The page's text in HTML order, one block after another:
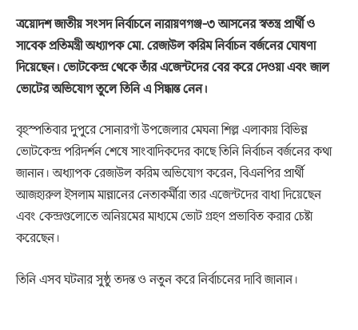
ত্রয়োদশ জাতীয় সংসদ নির্বাচনে নারায়ণগঞ্জ-৩ আসনের স্বতন্ত্র প্রার্থী ও
সাবেক প্রতিমন্ত্রী অধ্যাপক মো. রেজাউল করিম নির্বাচন বর্জনের ঘোষণা
দিয়েছেন। ভোটকেন্দ্র থেকে তাঁর এজেন্টদের বের করে দেওয়া এবং জাল
ভোটের অভিযোগ তুলে তিনি এ সিদ্ধান্ত নেন।
বৃহস্পতিবার দুপুরে সোনারগাঁ উপজেলার মেঘনা শিল্ল এলাকায় বিভিন্ন
ভোটকেন্দ্র পরিদর্শন শেষে সাংবাদিকদের কাছে তিনি নির্বাচন বর্জনের কথা
জানান। অধ্যাপক রেজাউল করিম অভিযোগ করেন, বিএনপির প্রার্থী
আজহারুল ইসলাম মান্নানের নেতাকর্মীরা তার এজেন্টদের বাধা দিয়েছেন
এবং কেন্দ্রগুলোতে অনিয়মের মাধ্যমে ভোট গ্রহণ প্রভাবিত করার চেষ্টা
করেছেন।
তিনি এসব ঘটনার সুষ্ঠু তদন্ত ও নতুন করে নির্বাচনের দাবি জানান।